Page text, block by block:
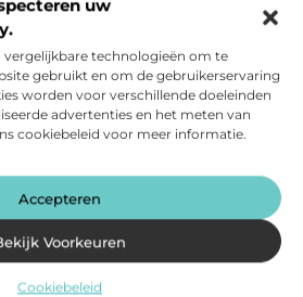
uw
vergelijkbare technologieën om te
gebruikt en om de gebruikerservaring
worden voor verschillende doeleinden
advertenties en het meten van
cookiebeleid voor meer informatie.
Accepteren
Voorkeuren
Cookiebeleid
makkelijk en simpel om een online
/ Searching